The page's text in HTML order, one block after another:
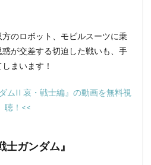
のロボット、モビルスーツに乗
が交差する切迫した戦いも、手
まいます！
ムII 哀・戦士編』の動画を無料視
聴！<<
ガンダム』